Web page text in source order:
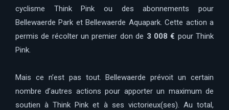
cyclisme Think Pink ou des abonnements pour
Bellewaerde Park et Bellewaerde Aquapark. Cette action a
permis de récolter un premier don de 3 008 € pour Think
Pink.
Mais ce n’est pas tout. Bellewaerde prévoit un certain
nombre d’autres actions pour apporter un maximum de
soutien à Think Pink et à ses victorieux(ses). Au total,